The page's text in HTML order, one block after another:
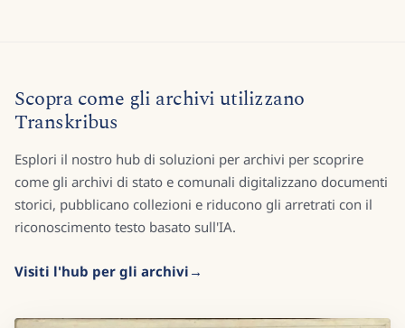
Scopra come gli archivi utilizzano
Transkribus
Esplori il nostro hub di soluzioni per archivi per scoprire
come gli archivi di stato e comunali digitalizzano documenti
storici, pubblicano collezioni e riducono gli arretrati con il
riconoscimento testo basato sull'IA.
Visiti l'hub per gli archivi